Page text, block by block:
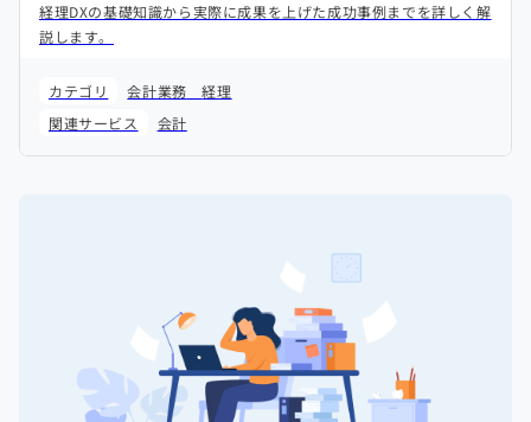
経理DXの基礎知識から実際に成果を上げた成功事例までを詳しく解
説します。
カテゴリ 会計業務
経理
関連サービス
会計